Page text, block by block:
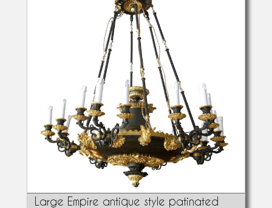
Large Empire antique style patinated